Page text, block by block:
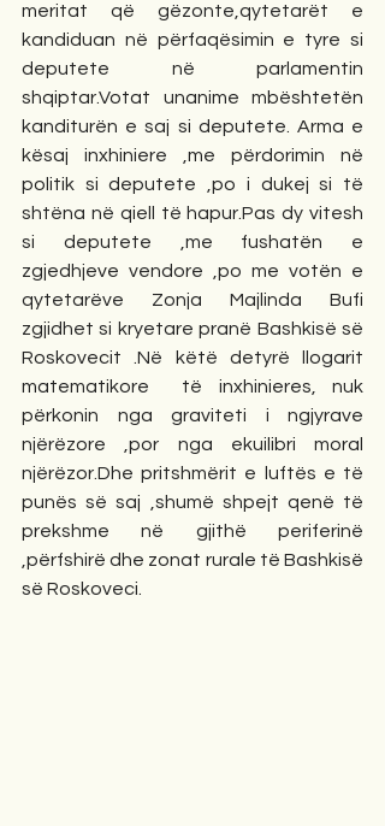
meritat që gëzonte,qytetarët e
kandiduan në përfaqësimin e tyre si
deputete në parlamentin
shqiptar.Votat unanime mbështetën
kanditurën e saj si deputete. Arma e
kësaj inxhiniere ,me përdorimin në
politik si deputete ,po i dukej si të
shtëna në qiell të hapur.Pas dy vitesh
si deputete ,me fushatën e
zgjedhjeve vendore ,po me votën e
qytetarëve Zonja Majlinda Bufi
zgjidhet si kryetare pranë Bashkisë së
Roskovecit .Në këtë detyrë llogarit
matematikore  të inxhinieres, nuk
përkonin nga graviteti i ngjyrave
njërëzore ,por nga ekuilibri moral
njërëzor.Dhe pritshmërit e luftës e të
punës së saj ,shumë shpejt qenë të
prekshme në gjithë periferinë
,përfshirë dhe zonat rurale të Bashkisë
së Roskoveci.